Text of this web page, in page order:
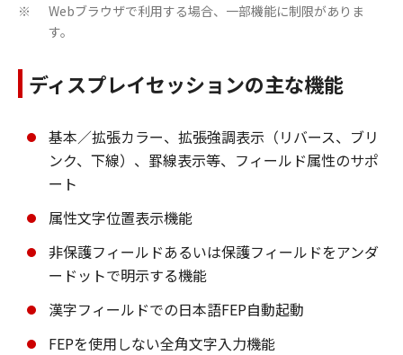
※
Webブラウザで利用する場合、一部機能に制限がありま
す。
ディスプレイセッションの主な機能
基本／拡張カラー、拡張強調表示（リバース、ブリ
ンク、下線）、罫線表示等、フィールド属性のサポ
ート
属性文字位置表示機能
非保護フィールドあるいは保護フィールドをアンダ
ードットで明示する機能
漢字フィールドでの日本語FEP自動起動
FEPを使用しない全角文字入力機能